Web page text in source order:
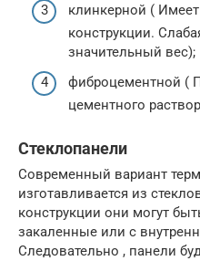
клинкерной (
конструкции.
значительный вес);
фиброцементной (
цементного
Стеклопанели
Современный вариант
изготавливается из
конструкции они могут
закаленные или с
Следовательно , панели